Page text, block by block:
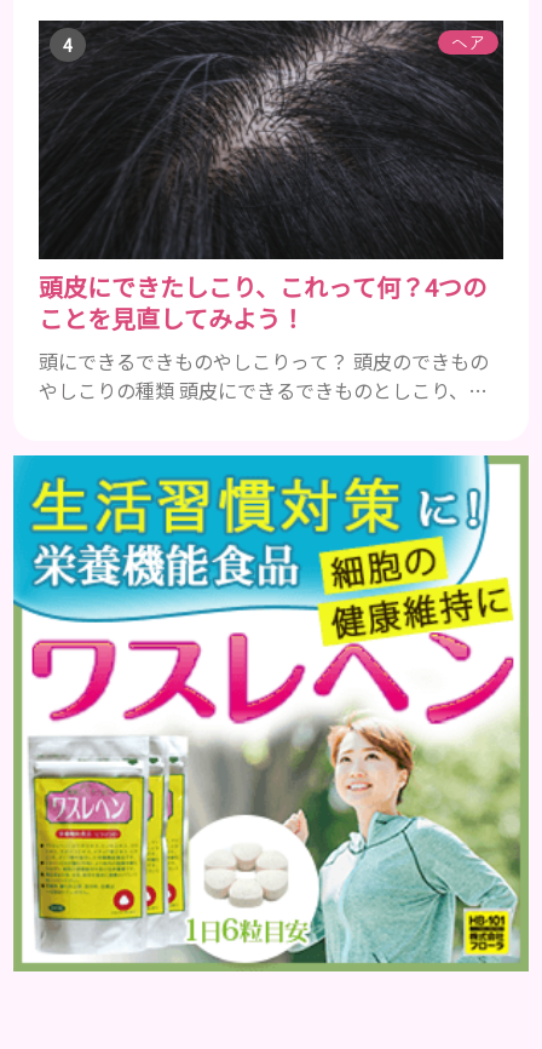
トレス ストレスを多く感じると、交感神経が優位に
働きます。そのため、皮脂の分泌量が増えて炎症が起
きやすくなります。さらに、血行不良になり栄養が行
き届きません。ストレス解消は、頭皮の健康に大切
です。 アトピー性皮膚炎 頭皮が赤い状態は、アトピ
ー皮膚炎の可能...
ヘア
頭皮にできたしこり、これって何？4つの
ことを見直してみよう！
頭にできるできものやしこりって？ 頭皮のできもの
やしこりの種類 頭皮にできるできものとしこり、と
も違いますし、症状や種類によっても違います。まず
はどんな病気なのか、よりも、どんな種類のできも
のやしこりがあるのかを解説いきましょう。 水疱 ご
存知の方もいらっしゃるかと思いますが、すいほ
う、と読みます。これは表皮や表皮下にできるもので
す。表皮は0.2mmほ...